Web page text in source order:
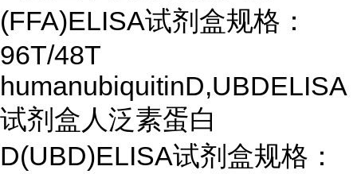
(FFA)ELISA试剂盒规格：
96T/48T
humanubiquitinD,UBDELISA
试剂盒人泛素蛋白
D(UBD)ELISA试剂盒规格：